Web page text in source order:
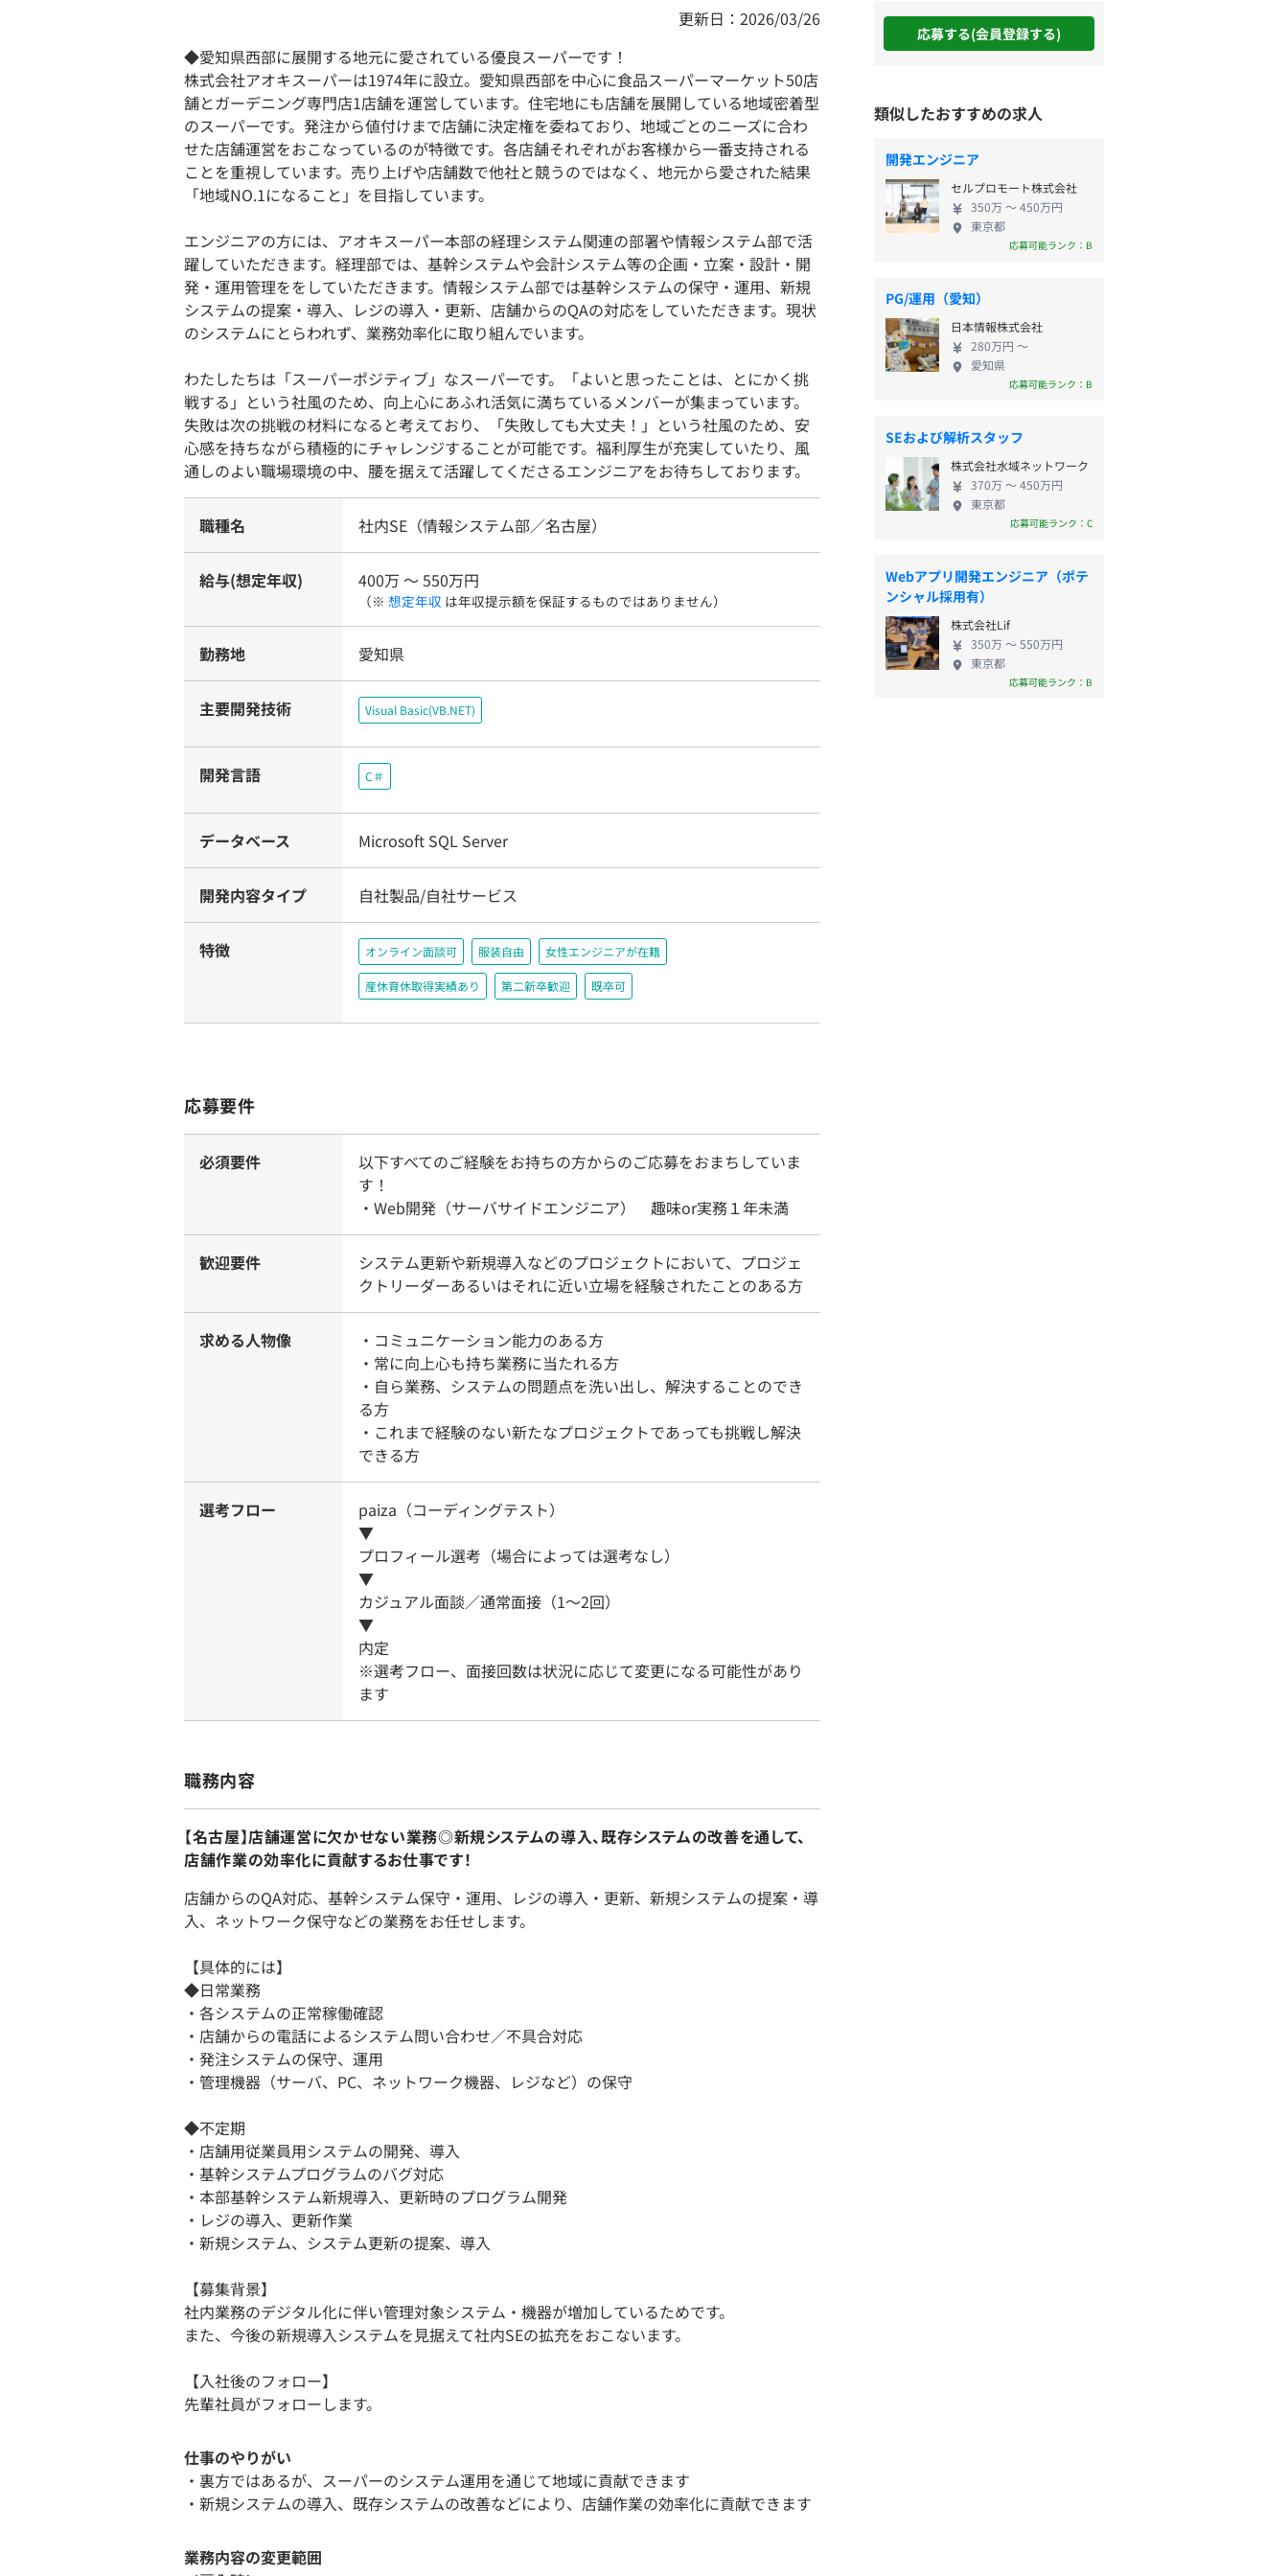
更新日：2026/03/26
◆愛知県西部に展開する地元に愛されている優良スーパーです！
株式会社アオキスーパーは1974年に設立。愛知県西部を中心に食品スーパーマーケット50店
舗とガーデニング専門店1店舗を運営しています。住宅地にも店舗を展開している地域密着型
のスーパーです。発注から値付けまで店舗に決定権を委ねており、地域ごとのニーズに合わ
せた店舗運営をおこなっているのが特徴です。各店舗それぞれがお客様から一番支持される
ことを重視しています。売り上げや店舗数で他社と競うのではなく、地元から愛された結果
「地域NO.1になること」を目指しています。
エンジニアの方には、アオキスーパー本部の経理システム関連の部署や情報システム部で活
躍していただきます。経理部では、基幹システムや会計システム等の企画・立案・設計・開
発・運用管理ををしていただきます。情報システム部では基幹システムの保守・運用、新規
システムの提案・導入、レジの導入・更新、店舗からのQAの対応をしていただきます。現状
のシステムにとらわれず、業務効率化に取り組んでいます。
わたしたちは「スーパーポジティブ」なスーパーです。「よいと思ったことは、とにかく挑
戦する」という社風のため、向上心にあふれ活気に満ちているメンバーが集まっています。
失敗は次の挑戦の材料になると考えており、「失敗しても大丈夫！」という社風のため、安
心感を持ちながら積極的にチャレンジすることが可能です。福利厚生が充実していたり、風
通しのよい職場環境の中、腰を据えて活躍してくださるエンジニアをお待ちしております。
職種名 社内SE（情報システム部／名古屋）
給与(想定年収) 400万 〜 550万円
（※ 想定年収 は年収提示額を保証するものではありません）
勤務地 愛知県
主要開発技術 Visual Basic(VB.NET)
開発言語 C＃
データベース Microsoft SQL Server
開発内容タイプ 自社製品/自社サービス
特徴 オンライン面談可 服装自由 女性エンジニアが在籍
産休育休取得実績あり 第二新卒歓迎 既卒可
応募要件
必須要件
以下すべてのご経験をお持ちの方からのご応募をおまちしていま
す！
・Web開発（サーバサイドエンジニア） 趣味or実務１年未満
歓迎要件
システム更新や新規導入などのプロジェクトにおいて、プロジェ
クトリーダーあるいはそれに近い立場を経験されたことのある方
求める人物像
・コミュニケーション能力のある方
・常に向上心も持ち業務に当たれる方
・自ら業務、システムの問題点を洗い出し、解決することのでき
る方
・これまで経験のない新たなプロジェクトであっても挑戦し解決
できる方
選考フロー
paiza（コーディングテスト）
▼
プロフィール選考（場合によっては選考なし）
▼
カジュアル面談／通常面接（1～2回）
▼
内定
※選考フロー、面接回数は状況に応じて変更になる可能性があり
ます
職務内容
【名古屋】店舗運営に欠かせない業務◎新規システムの導入、既存システムの改善を通して、
店舗作業の効率化に貢献するお仕事です！
店舗からのQA対応、基幹システム保守・運用、レジの導入・更新、新規システムの提案・導
入、ネットワーク保守などの業務をお任せします。
【具体的には】
◆日常業務
・各システムの正常稼働確認
・店舗からの電話によるシステム問い合わせ／不具合対応
・発注システムの保守、運用
・管理機器（サーバ、PC、ネットワーク機器、レジなど）の保守
◆不定期
・店舗用従業員用システムの開発、導入
・基幹システムプログラムのバグ対応
・本部基幹システム新規導入、更新時のプログラム開発
・レジの導入、更新作業
・新規システム、システム更新の提案、導入
【募集背景】
社内業務のデジタル化に伴い管理対象システム・機器が増加しているためです。
また、今後の新規導入システムを見据えて社内SEの拡充をおこないます。
【入社後のフォロー】
先輩社員がフォローします。
仕事のやりがい
・裏方ではあるが、スーパーのシステム運用を通じて地域に貢献できます
・新規システムの導入、既存システムの改善などにより、店舗作業の効率化に貢献できます
業務内容の変更範囲
応募する(会員登録する)
類似したおすすめの求人
開発エンジニア
セルプロモート株式会社
350万 〜 450万円
東京都
応募可能ランク：B
PG/運用（愛知）
日本情報株式会社
280万円 〜
愛知県
応募可能ランク：B
SEおよび解析スタッフ
株式会社水域ネットワーク
370万 〜 450万円
東京都
応募可能ランク：C
Webアプリ開発エンジニア（ポテ
ンシャル採用有）
株式会社Lif
350万 〜 550万円
東京都
応募可能ランク：B